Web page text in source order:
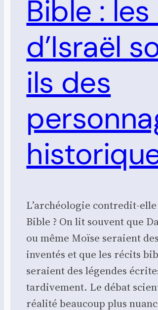
Bible :
d’Israël
ils des
L’archéologie contredit-
Bible ? On lit souvent que
ou même Moïse seraient
inventés et que les récits
seraient des légendes
tardivement. Le débat
réalité beaucoup plus